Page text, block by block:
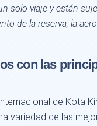
solo viaje y están
de la reserva, la
con las
de Kota
variedad de las